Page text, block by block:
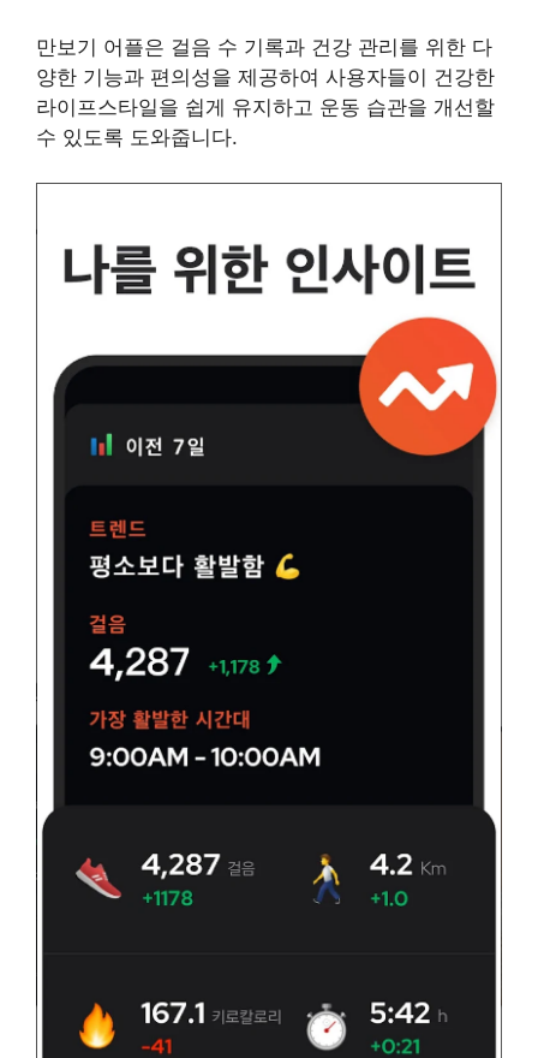
만보기 어플은 걸음 수 기록과 건강 관리를 위한 다
양한 기능과 편의성을 제공하여 사용자들이 건강한
라이프스타일을 쉽게 유지하고 운동 습관을 개선할
수 있도록 도와줍니다.